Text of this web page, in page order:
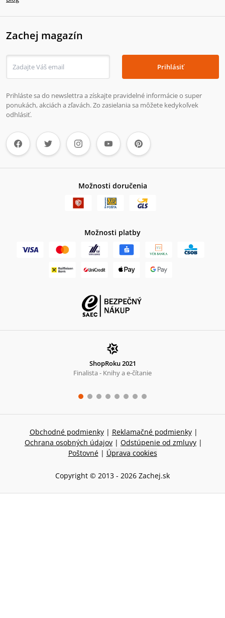
Zachej magazín
Prihlásiť
Prihláste sa do newslettra a získajte pravidelné informácie o super
ponukách, akciách a zľavách. Zo zasielania sa môžete kedykoľvek
odhlásiť.
Možnosti doručenia
Možnosti platby
ShopRoku 2021
Finalista - Knihy a e-čítanie
Obchodné podmienky | Reklamačné podmienky |
Ochrana osobných údajov | Odstúpenie od zmluvy |
Poštovné | Úprava cookies
Copyright © 2013 - 2026 Zachej.sk